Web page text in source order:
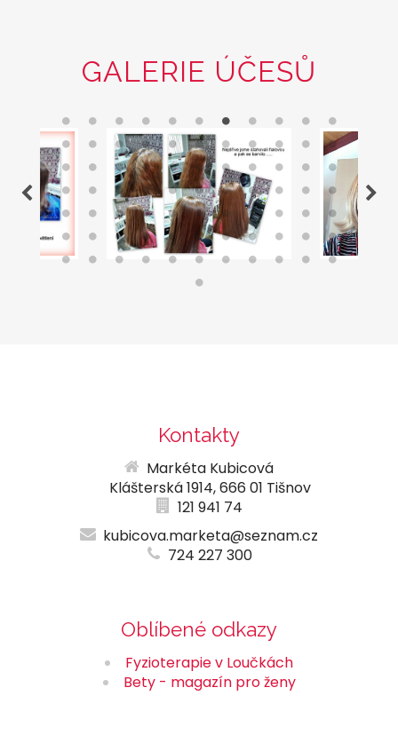
GALERIE ÚČESŮ
Kontakty
Markéta Kubicová
Klášterská 1914, 666 01 Tišnov
121 941 74
kubicova.marketa@seznam.cz
724 227 300
Oblíbené odkazy
Fyzioterapie v Loučkách
Bety - magazín pro ženy